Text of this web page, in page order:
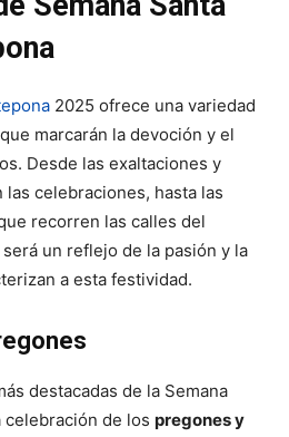
2025 ofrece una variedad
marcarán la devoción y el
Desde las exaltaciones y
celebraciones, hasta las
recorren las calles del
un reflejo de la pasión y la
a esta festividad.
destacadas de la Semana
celebración de los pregones y